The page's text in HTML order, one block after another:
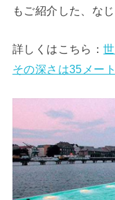
もご紹介した、な
詳しくはこちら：
その深さは35メー